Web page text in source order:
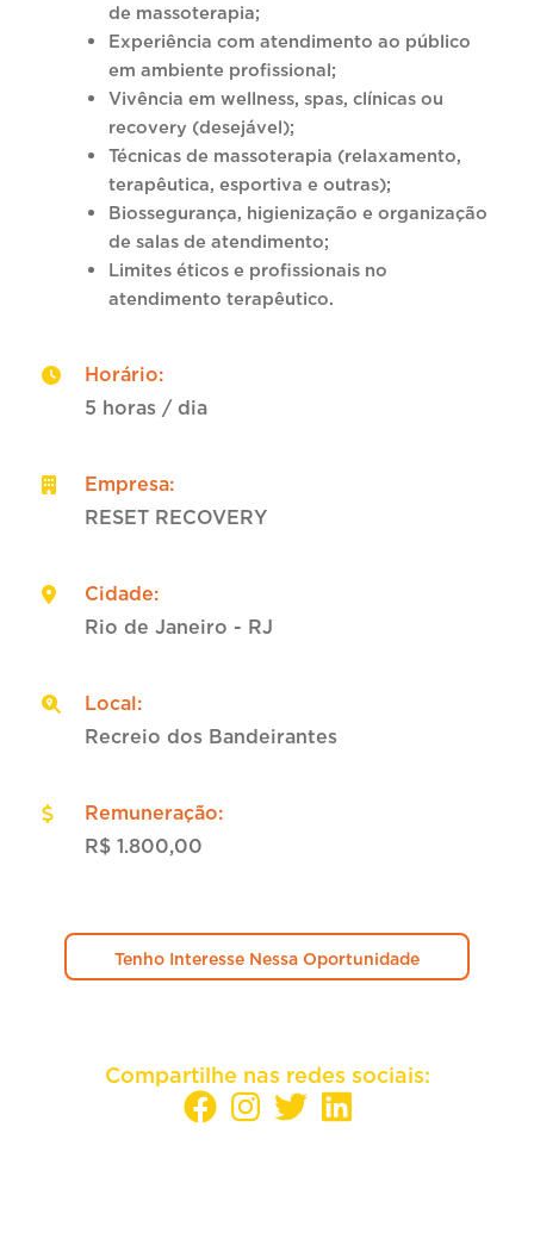
de massoterapia;
Experiência com atendimento ao público
em ambiente profissional;
Vivência em wellness, spas, clínicas ou
recovery (desejável);
Técnicas de massoterapia (relaxamento,
terapêutica, esportiva e outras);
Biossegurança, higienização e organização
de salas de atendimento;
Limites éticos e profissionais no
atendimento terapêutico.
Horário:
5 horas / dia
Empresa:
RESET RECOVERY
Cidade:
Rio de Janeiro - RJ
Local:
Recreio dos Bandeirantes
Remuneração:
R$ 1.800,00
Tenho Interesse Nessa Oportunidade
Compartilhe nas redes sociais: